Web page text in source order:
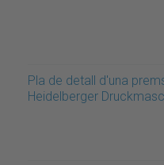
Pla de detall d'una
Heidelberger